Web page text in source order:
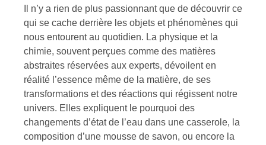
Il n’y a rien de plus passionnant que de découvrir ce
qui se cache derrière les objets et phénomènes qui
nous entourent au quotidien. La physique et la
chimie, souvent perçues comme des matières
abstraites réservées aux experts, dévoilent en
réalité l’essence même de la matière, de ses
transformations et des réactions qui régissent notre
univers. Elles expliquent le pourquoi des
changements d’état de l’eau dans une casserole, la
composition d’une mousse de savon, ou encore la